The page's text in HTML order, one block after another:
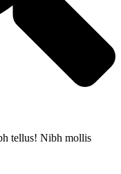
tellus! Nibh mollis